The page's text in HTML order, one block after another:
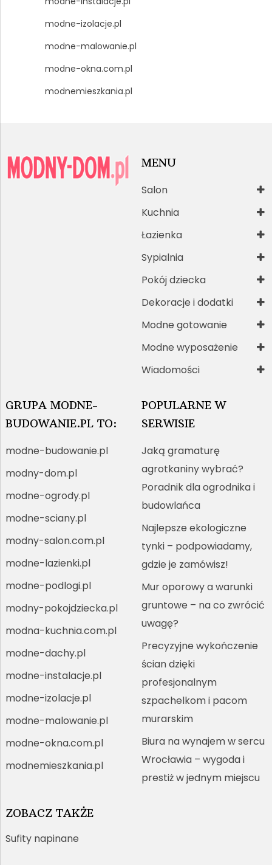
modne-izolacje.pl
modne-malowanie.pl
modne-okna.com.pl
modnemieszkania.pl
MENU
Salon
Kuchnia
Łazienka
Sypialnia
Pokój dziecka
Dekoracje i dodatki
Modne gotowanie
Modne wyposażenie
Wiadomości
GRUPA MODNE-
BUDOWANIE.PL TO:
modne-budowanie.pl
modny-dom.pl
modne-ogrody.pl
modne-sciany.pl
modny-salon.com.pl
modne-lazienki.pl
modne-podlogi.pl
modny-pokojdziecka.pl
modna-kuchnia.com.pl
modne-dachy.pl
modne-instalacje.pl
modne-izolacje.pl
modne-malowanie.pl
modne-okna.com.pl
modnemieszkania.pl
POPULARNE W
SERWISIE
Jaką gramaturę
agrotkaniny wybrać?
Poradnik dla ogrodnika i
budowlańca
Najlepsze ekologiczne
tynki – podpowiadamy,
gdzie je zamówisz!
Mur oporowy a warunki
gruntowe – na co zwrócić
uwagę?
Precyzyjne wykończenie
ścian dzięki
profesjonalnym
szpachelkom i pacom
murarskim
Biura na wynajem w sercu
Wrocławia – wygoda i
prestiż w jednym miejscu
ZOBACZ TAKŻE
Sufity napinane